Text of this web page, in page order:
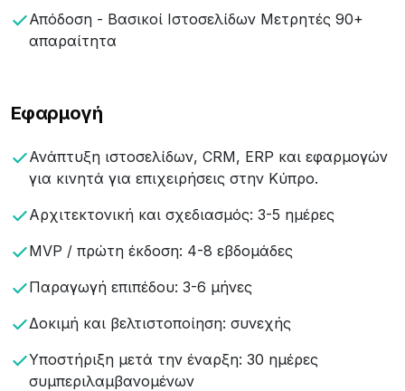
Απόδοση - Βασικοί Ιστοσελίδων Μετρητές 90+
απαραίτητα
Εφαρμογή
Ανάπτυξη ιστοσελίδων, CRM, ERP και εφαρμογών
για κινητά για επιχειρήσεις στην Κύπρο.
Αρχιτεκτονική και σχεδιασμός: 3-5 ημέρες
MVP / πρώτη έκδοση: 4-8 εβδομάδες
Παραγωγή επιπέδου: 3-6 μήνες
Δοκιμή και βελτιστοποίηση: συνεχής
Υποστήριξη μετά την έναρξη: 30 ημέρες
συμπεριλαμβανομένων